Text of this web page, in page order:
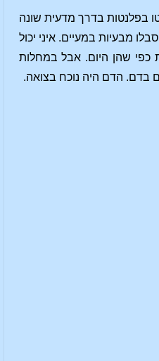
זמן רב, ורק לפני 25 או 35 מאות שנים אנשים הביטו בפלנטות בדרך מדעית שונה
מבעיות במעיים. איני יכול
כפי שהן היום. אבל במחלות
בדם. הדם היה נוכח בצואה.